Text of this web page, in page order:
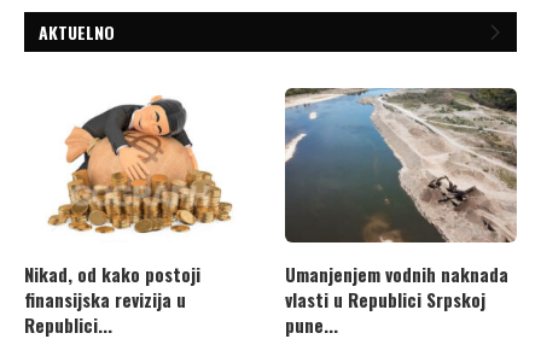
AKTUELNO
Nikad, od kako postoji
finansijska revizija u
Republici...
Umanjenjem vodnih naknada
vlasti u Republici Srpskoj
pune...